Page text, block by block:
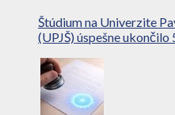
Štúdium na Univerzite
(UPJŠ) úspešne ukončilo